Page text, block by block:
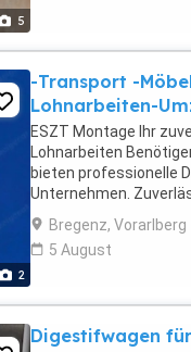
5
2
-Transport -
Lohnarbeiten-
ESZT Montage Ihr
Lohnarbeiten
bieten professionelle
Unternehmen.
stehen für uns an
Bregenz, Vorarlberg
5 August
Digestifwagen